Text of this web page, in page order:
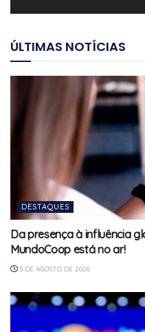
ÚLTIMAS NOTÍCIAS
DESTAQUES
Da presença à influência
MundoCoop está no ar!
5 DE AGOSTO DE 2026